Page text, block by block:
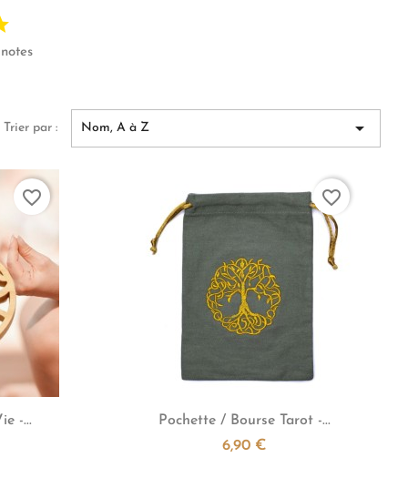
Trier par : Nom, A à Z 
-...
favorite_border
Aperçu rapide
Pochette / Bourse Tarot -...
6,90 €
favorite_border